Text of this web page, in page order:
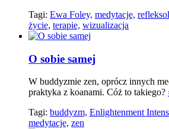
Tagi: Ewa Foley, medytacje,
życie, terapie, wizualizacja
O sobie samej
W buddyzmie zen, oprócz innych
praktyka z koanami. Cóż to takiego?
Tagi: buddyzm, Enlightenment
medytacje, zen